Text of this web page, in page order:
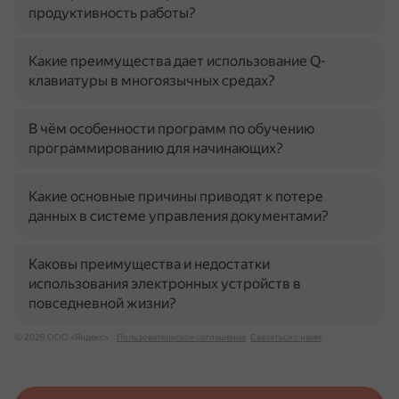
продуктивность работы?
Какие преимущества дает использование Q-
клавиатуры в многоязычных средах?
В чём особенности программ по обучению
программированию для начинающих?
Какие основные причины приводят к потере
данных в системе управления документами?
Каковы преимущества и недостатки
использования электронных устройств в
повседневной жизни?
© 2026 ООО «Яндекс» Пользовательское соглашение Связаться с нами